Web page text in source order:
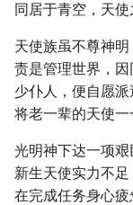
同居于青空，天使
天使族虽不尊神
责是管理世界，
少仆人，便自愿
将老一辈的天使一
光明神下达一项
新生天使实力不
在完成任务身心